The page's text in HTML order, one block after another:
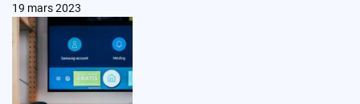
19 mars 2023